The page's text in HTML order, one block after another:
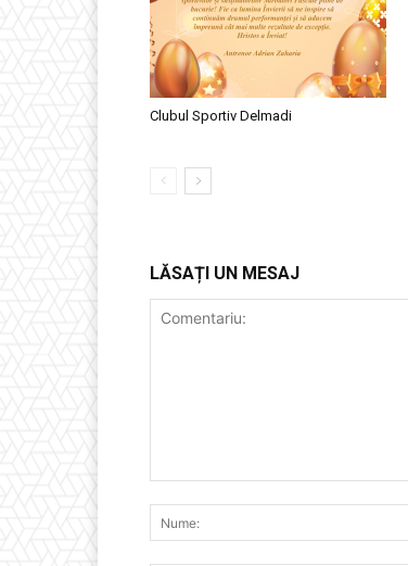
Clubul Sportiv Delmadi
LĂSAȚI UN MESAJ